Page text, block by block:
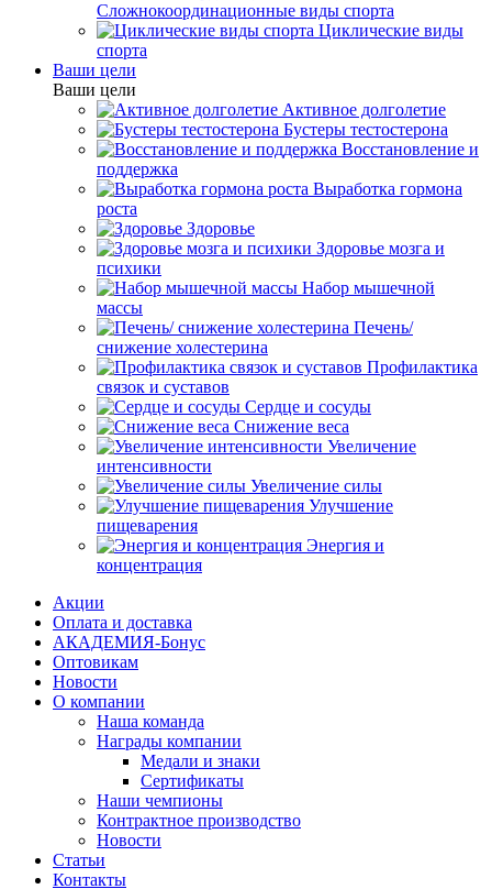
Сложнокоординационные виды спорта
Циклические виды
спорта
Ваши цели
Ваши цели
Активное долголетие
Бустеры тестостерона
Восстановление и
поддержка
Выработка гормона
роста
Здоровье
Здоровье мозга и
психики
Набор мышечной
массы
Печень/
снижение холестерина
Профилактика
связок и суставов
Сердце и сосуды
Снижение веса
Увеличение
интенсивности
Увеличение силы
Улучшение
пищеварения
Энергия и
концентрация
Акции
Оплата и доставка
АКАДЕМИЯ-Бонус
Оптовикам
Новости
О компании
Наша команда
Награды компании
Медали и знаки
Сертификаты
Наши чемпионы
Контрактное производство
Новости
Статьи
Контакты